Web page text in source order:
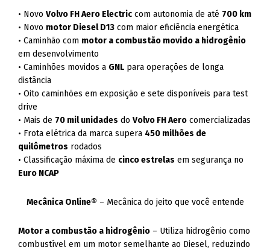
• NovoVolvo FH Aero Electric com autonomia de até 700 km
• Novo motor Diesel D13 com maior eficiência energética
• Caminhão com motor a combustão movido a hidrogênio
em desenvolvimento
• Caminhões movidos a GNL para operações de longa
distância
• Oito caminhões em exposição e sete disponíveis para test
drive
• Mais de 70 mil unidades doVolvo FH Aero comercializadas
• Frota elétrica da marca supera 450 milhões de
quilômetros rodados
• Classificação máxima de cinco estrelas em segurança no
Euro NCAP
Mecânica Online® – Mecânica do jeito que você entende
Motor a combustão a hidrogênio – Utiliza hidrogênio como
combustível em um motor semelhante ao Diesel, reduzindo